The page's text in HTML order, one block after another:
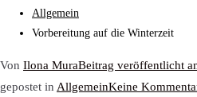
Allgemein
Vorbereitung auf die Winterzeit
Von Ilona MuraBeitrag veröffentlicht
gepostet in AllgemeinKeine